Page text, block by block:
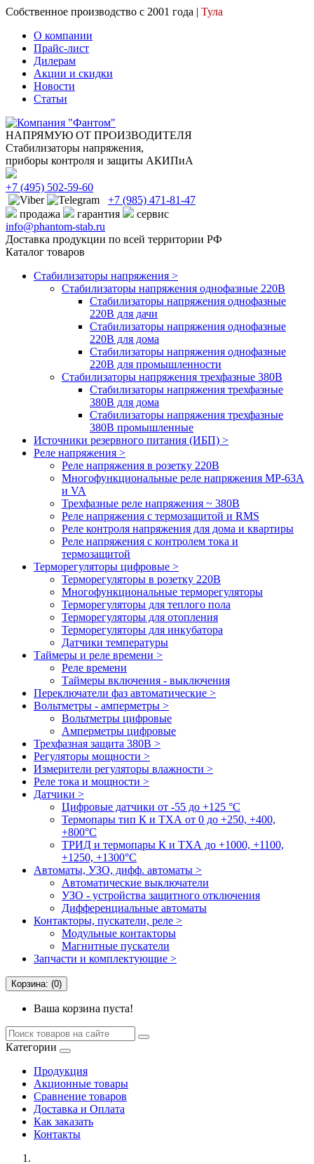
Собственное производство с 2001 года | Тула
О компании
Прайс-лист
Дилерам
Акции и скидки
Новости
Статьи
НАПРЯМУЮ ОТ ПРОИЗВОДИТЕЛЯ
Стабилизаторы напряжения,
приборы контроля и защиты АКИПиА
+7 (495) 502-59-60
+7 (985) 471-81-47
продажа
гарантия
сервис
info@phantom-stab.ru
Доставка продукции по всей территории РФ
Каталог товаров
Стабилизаторы напряжения >
Cтабилизаторы напряжения однофазные 220В
Стабилизаторы напряжения однофазные
220В для дачи
Стабилизаторы напряжения однофазные
220В для дома
Стабилизаторы напряжения однофазные
220В для промышленности
Стабилизаторы напряжения трехфазные 380В
Cтабилизаторы напряжения трехфазные
380В для дома
Стабилизаторы напряжения трехфазные
380В промышленные
Источники резервного питания (ИБП) >
Реле напряжения >
Реле напряжения в розетку 220В
Многофункциональные реле напряжения МР-63А
и VA
Трехфазные реле напряжения ~ 380В
Реле напряжения с термозащитой и RMS
Реле контроля напряжения для дома и квартиры
Реле напряжения с контролем тока и
термозащитой
Терморегуляторы цифровые >
Терморегуляторы в розетку 220В
Многофункциональные терморегуляторы
Терморегуляторы для теплого пола
Терморегуляторы для отопления
Терморегуляторы для инкубатора
Датчики температуры
Таймеры и реле времени >
Реле времени
Таймеры включения - выключения
Переключатели фаз автоматические >
Вольтметры - амперметры >
Вольтметры цифровые
Амперметры цифровые
Трехфазная защита 380В >
Регуляторы мощности >
Измерители регуляторы влажности >
Реле тока и мощности >
Датчики >
Цифровые датчики от -55 до +125 °С
Термопары тип К и ТХА от 0 до +250, +400,
+800°C
ТРИД и термопары К и ТХА до +1000, +1100,
+1250, +1300°C
Автоматы, УЗО, дифф. автоматы >
Автоматические выключатели
УЗО - устройства защитного отключения
Дифференциальные автоматы
Контакторы, пускатели, реле >
Модульные контакторы
Магнитные пускатели
Запчасти и комплектующие >
Корзина: (0)
Ваша корзина пуста!
Категории
Продукция
Акционные товары
Сравнение товаров
Доставка и Оплата
Как заказать
Контакты